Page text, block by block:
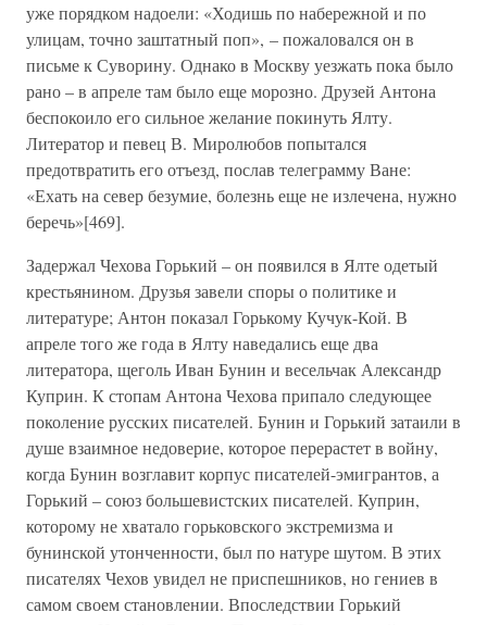
уже порядком надоели: «Ходишь по набережной и по
улицам, точно заштатный поп», – пожаловался он в
письме к Суворину. Однако в Москву уезжать пока было
рано – в апреле там было еще морозно. Друзей Антона
беспокоило его сильное желание покинуть Ялту.
Литератор и певец В. Миролюбов попытался
предотвратить его отъезд, послав телеграмму Ване:
«Ехать на север безумие, болезнь еще не излечена, нужно
беречь»[469].
Задержал Чехова Горький – он появился в Ялте одетый
крестьянином. Друзья завели споры о политике и
литературе; Антон показал Горькому Кучук-Кой. В
апреле того же года в Ялту наведались еще два
литератора, щеголь Иван Бунин и весельчак Александр
Куприн. К стопам Антона Чехова припало следующее
поколение русских писателей. Бунин и Горький затаили в
душе взаимное недоверие, которое перерастет в войну,
когда Бунин возглавит корпус писателей-эмигрантов, а
Горький – союз большевистских писателей. Куприн,
которому не хватало горьковского экстремизма и
бунинской утонченности, был по натуре шутом. В этих
писателях Чехов увидел не приспешников, но гениев в
самом своем становлении. Впоследствии Горький